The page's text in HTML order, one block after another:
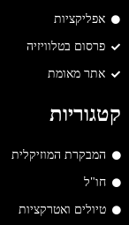
קטגוריות
המבקרת המוזיקלית
חו"ל
טיולים ואטרקציות
אפליקציות
פרסום בטלוויזיה
אתר מאומת